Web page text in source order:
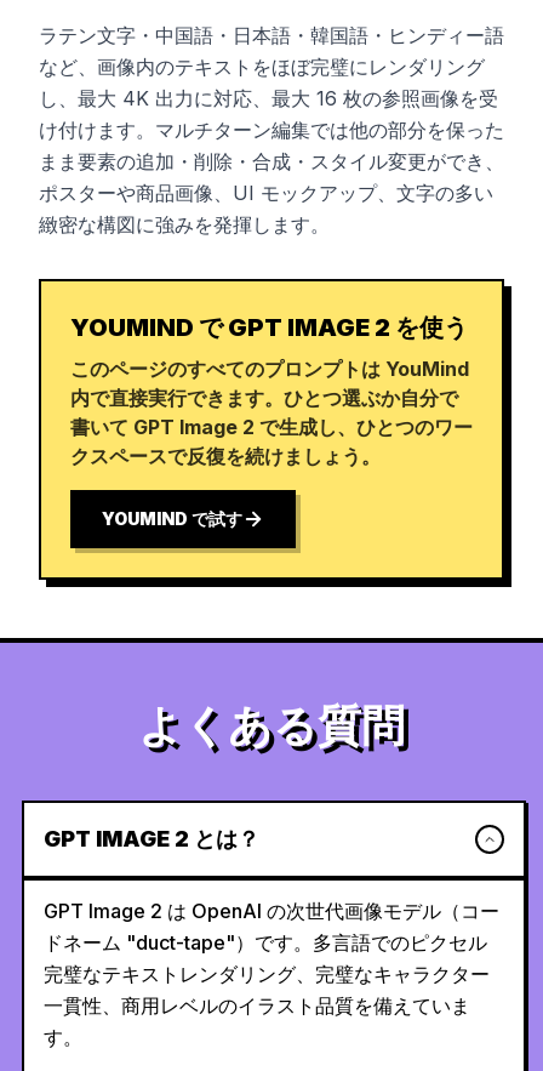
ラテン文字・中国語・日本語・韓国語・ヒンディー語
など、画像内のテキストをほぼ完璧にレンダリング
し、最大 4K 出力に対応、最大 16 枚の参照画像を受
け付けます。マルチターン編集では他の部分を保った
まま要素の追加・削除・合成・スタイル変更ができ、
ポスターや商品画像、UI モックアップ、文字の多い
緻密な構図に強みを発揮します。
YOUMIND で GPT IMAGE 2 を使う
このページのすべてのプロンプトは YouMind
内で直接実行できます。ひとつ選ぶか自分で
書いて GPT Image 2 で生成し、ひとつのワー
クスペースで反復を続けましょう。
YOUMIND で試す
よくある質問
GPT IMAGE 2 とは？
GPT Image 2 は OpenAI の次世代画像モデル（コー
ドネーム "duct-tape"）です。多言語でのピクセル
完璧なテキストレンダリング、完璧なキャラクター
一貫性、商用レベルのイラスト品質を備えていま
す。